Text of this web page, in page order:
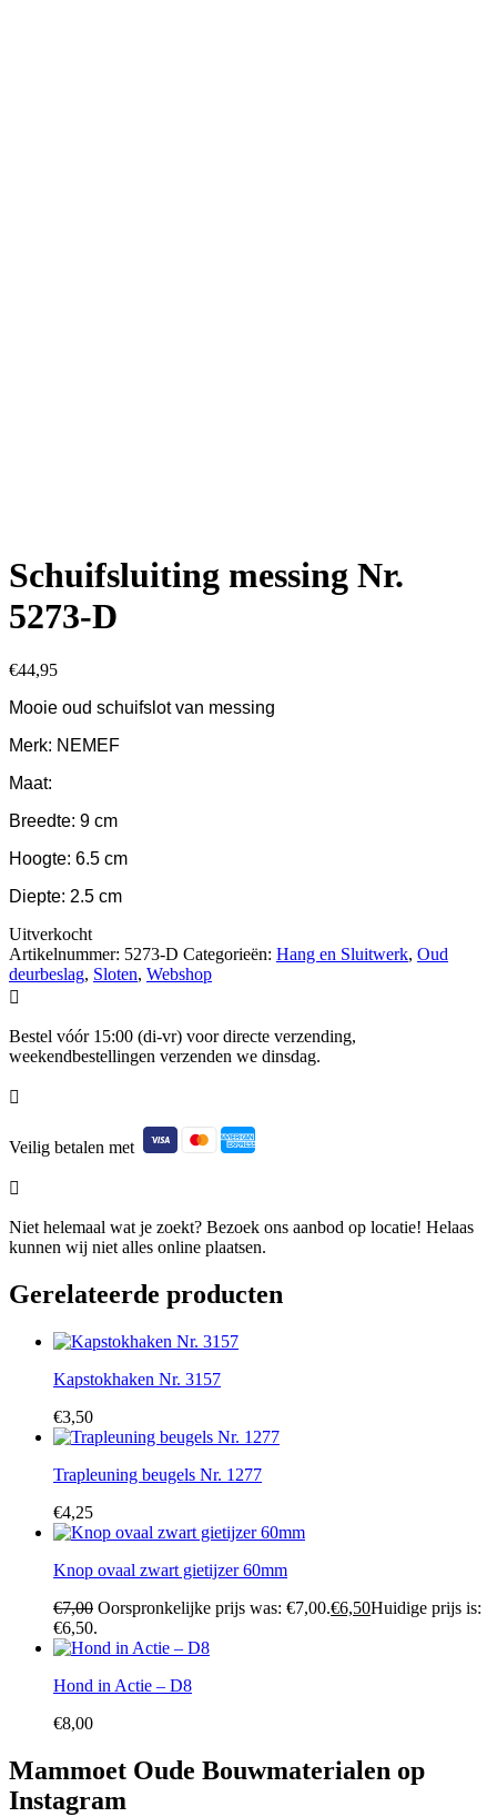
Schuifsluiting messing Nr.
5273-D
€44,95
Mooie oud schuifslot van messing
Merk: NEMEF
Maat:
Breedte: 9 cm
Hoogte: 6.5 cm
Diepte: 2.5 cm
Uitverkocht
Artikelnummer: 5273-D Categorieën: Hang en Sluitwerk, Oud
deurbeslag, Sloten, Webshop

Bestel vóór 15:00 (di-vr) voor directe verzending,
weekendbestellingen verzenden we dinsdag.

Veilig betalen met

Niet helemaal wat je zoekt? Bezoek ons aanbod op locatie! Helaas
kunnen wij niet alles online plaatsen.
Gerelateerde producten
Kapstokhaken Nr. 3157
€3,50
Trapleuning beugels Nr. 1277
€4,25
Knop ovaal zwart gietijzer 60mm
€7,00 Oorspronkelijke prijs was: €7,00.€6,50Huidige prijs is:
€6,50.
Hond in Actie – D8
€8,00
Mammoet Oude Bouwmaterialen op
Instagram